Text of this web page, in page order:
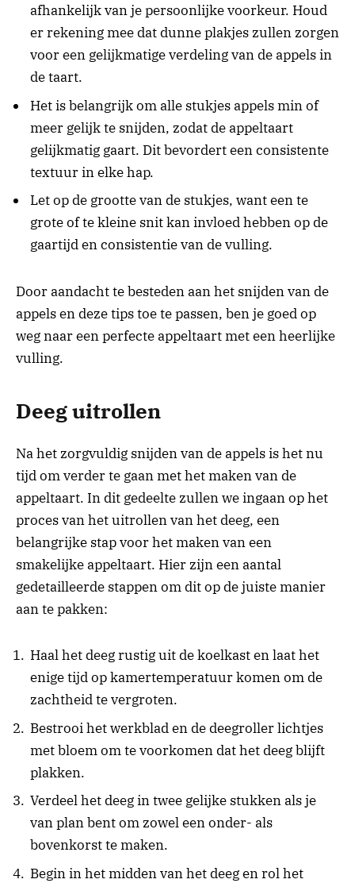
afhankelijk van je persoonlijke voorkeur. Houd
er rekening mee dat dunne plakjes zullen zorgen
voor een gelijkmatige verdeling van de appels in
de taart.
Het is belangrijk om alle stukjes appels min of
meer gelijk te snijden, zodat de appeltaart
gelijkmatig gaart. Dit bevordert een consistente
textuur in elke hap.
Let op de grootte van de stukjes, want een te
grote of te kleine snit kan invloed hebben op de
gaartijd en consistentie van de vulling.
Door aandacht te besteden aan het snijden van de
appels en deze tips toe te passen, ben je goed op
weg naar een perfecte appeltaart met een heerlijke
vulling.
Deeg uitrollen
Na het zorgvuldig snijden van de appels is het nu
tijd om verder te gaan met het maken van de
appeltaart. In dit gedeelte zullen we ingaan op het
proces van het uitrollen van het deeg, een
belangrijke stap voor het maken van een
smakelijke appeltaart. Hier zijn een aantal
gedetailleerde stappen om dit op de juiste manier
aan te pakken:
Haal het deeg rustig uit de koelkast en laat het
enige tijd op kamertemperatuur komen om de
zachtheid te vergroten.
Bestrooi het werkblad en de deegroller lichtjes
met bloem om te voorkomen dat het deeg blijft
plakken.
Verdeel het deeg in twee gelijke stukken als je
van plan bent om zowel een onder- als
bovenkorst te maken.
Begin in het midden van het deeg en rol het